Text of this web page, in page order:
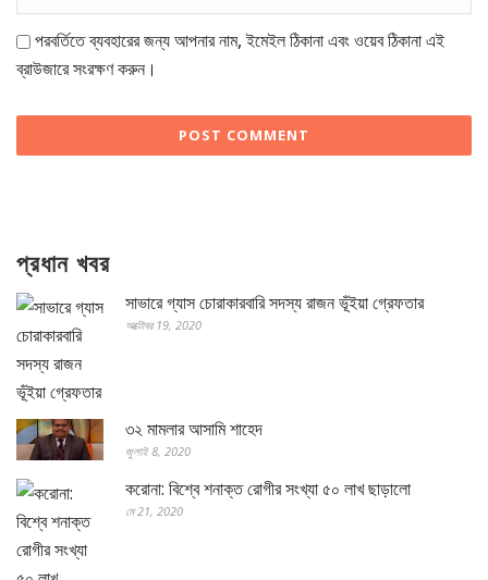
পরবর্তিতে ব্যবহারের জন্য আপনার নাম, ইমেইল ঠিকানা এবং ওয়েব ঠিকানা এই
ব্রাউজারে সংরক্ষণ করুন।
প্রধান খবর
সাভারে গ্যাস চোরাকারবারি সদস্য রাজন ভূঁইয়া গ্রেফতার
অক্টোবর 19, 2020
৩২ মামলার আসামি শাহেদ
জুলাই 8, 2020
করোনা: বিশ্বে শনাক্ত রোগীর সংখ্যা ৫০ লাখ ছাড়ালো
মে 21, 2020